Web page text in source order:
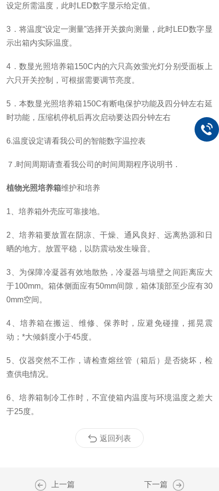
设定所需温度，此时LED数字显示给定值。
3．将温度“设定一测量”选择开关拨向测量，此时LED数字显
示出箱内实际温度。
4．数显光照培养箱150C内的六只高效萤光灯分别受面板上
六只开关控制，可根据需要调节亮度。
5．本数显光照培养箱150C有断电保护功能及四分钟左右延
时功能，压缩机停机后再次启动要达四分钟左右
6.温度设定请看我公司的智能数字温控表
７.时间周期请查看我公司的时间周期程序说明书．
植物光照培养箱维护和培养
1、培养箱外壳应可靠接地。
2、培养箱要放置在阴凉、干燥、通风良好、远离热源和日
晒的地方。放置平稳，以防震动发生噪音。
3、为保障冷凝器有效地散热，冷凝器与墙壁之间距离应大
于100mm。箱体侧面应有50mm间隙，箱体顶部至少应有30
0mm空间。
4、培养箱在搬运、维修、保养时，应避免碰撞，摇晃震
动；*大倾斜度小于45度。
5、仪器突然不工作，请检查熔丝管（箱后）是否烧坏，检
查供电情况。
6、培养箱制冷工作时，不宜使箱内温度与环境温度之差大
于25度。
返回列表
上一篇 下一篇